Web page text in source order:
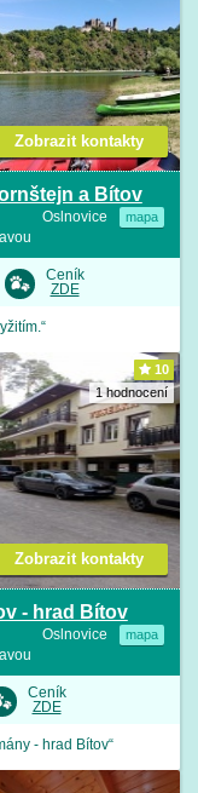
a Bítov
Oslnovice mapa
Zobrazit kontakty
Ceník
ZDE
10
1 hodnocení
- hrad Bítov
Oslnovice mapa
Zobrazit kontakty
Ceník
ZDE
- hrad Bítov“